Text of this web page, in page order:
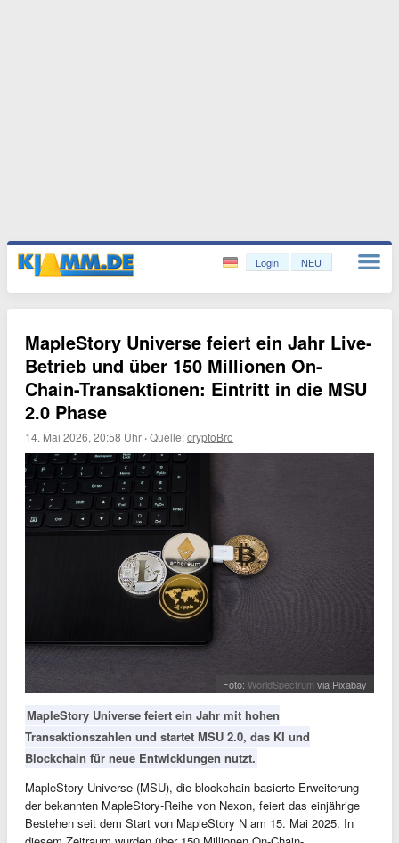
Login NEU
MapleStory Universe feiert ein Jahr Live-
Betrieb und über 150 Millionen On-
Chain-Transaktionen: Eintritt in die MSU
2.0 Phase
14. Mai 2026, 20:58 Uhr ·Quelle:cryptoBro
Foto: WorldSpectrum via Pixabay
MapleStory Universe feiert ein Jahr mit hohen
Transaktionszahlen und startet MSU 2.0, das KI und
Blockchain für neue Entwicklungen nutzt.
MapleStory Universe (MSU), die blockchain-basierte Erweiterung
der bekannten MapleStory-Reihe von Nexon, feiert das einjährige
Bestehen seit dem Start von MapleStory N am 15. Mai 2025. In